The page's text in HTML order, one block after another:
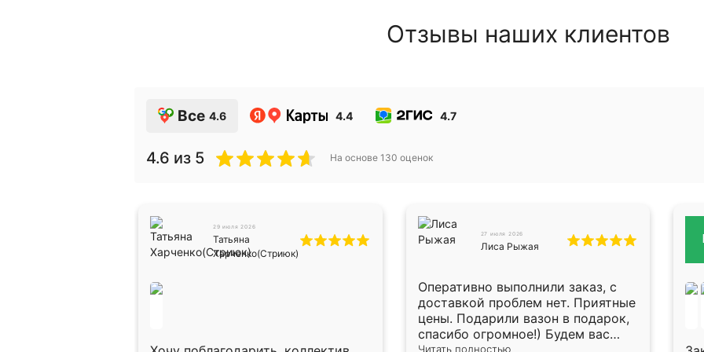
Отзывы наших клиентов
Все 4.6 4.4 4.7
4.6 из 5 На основе 130 оценок
29 июля 2026
Татьяна
Харченко(Стриюк)
27 июля 2026
Лиса Рыжая
Оперативно выполнили заказ, с
доставкой проблем нет. Приятные
цены. Подарили вазон в подарок,
спасибо огромное!) Будем вас
Читать полностью